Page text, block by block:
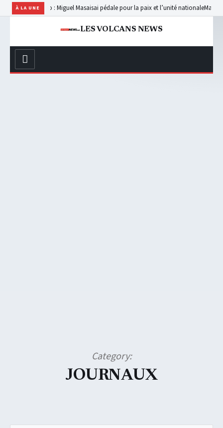
À LA UNE
à vélo : Miguel Masaisai pédale pour la paix et l’unité nationaleMasisi : un jeune
LES VOLCANS NEWS
Category:
JOURNAUX